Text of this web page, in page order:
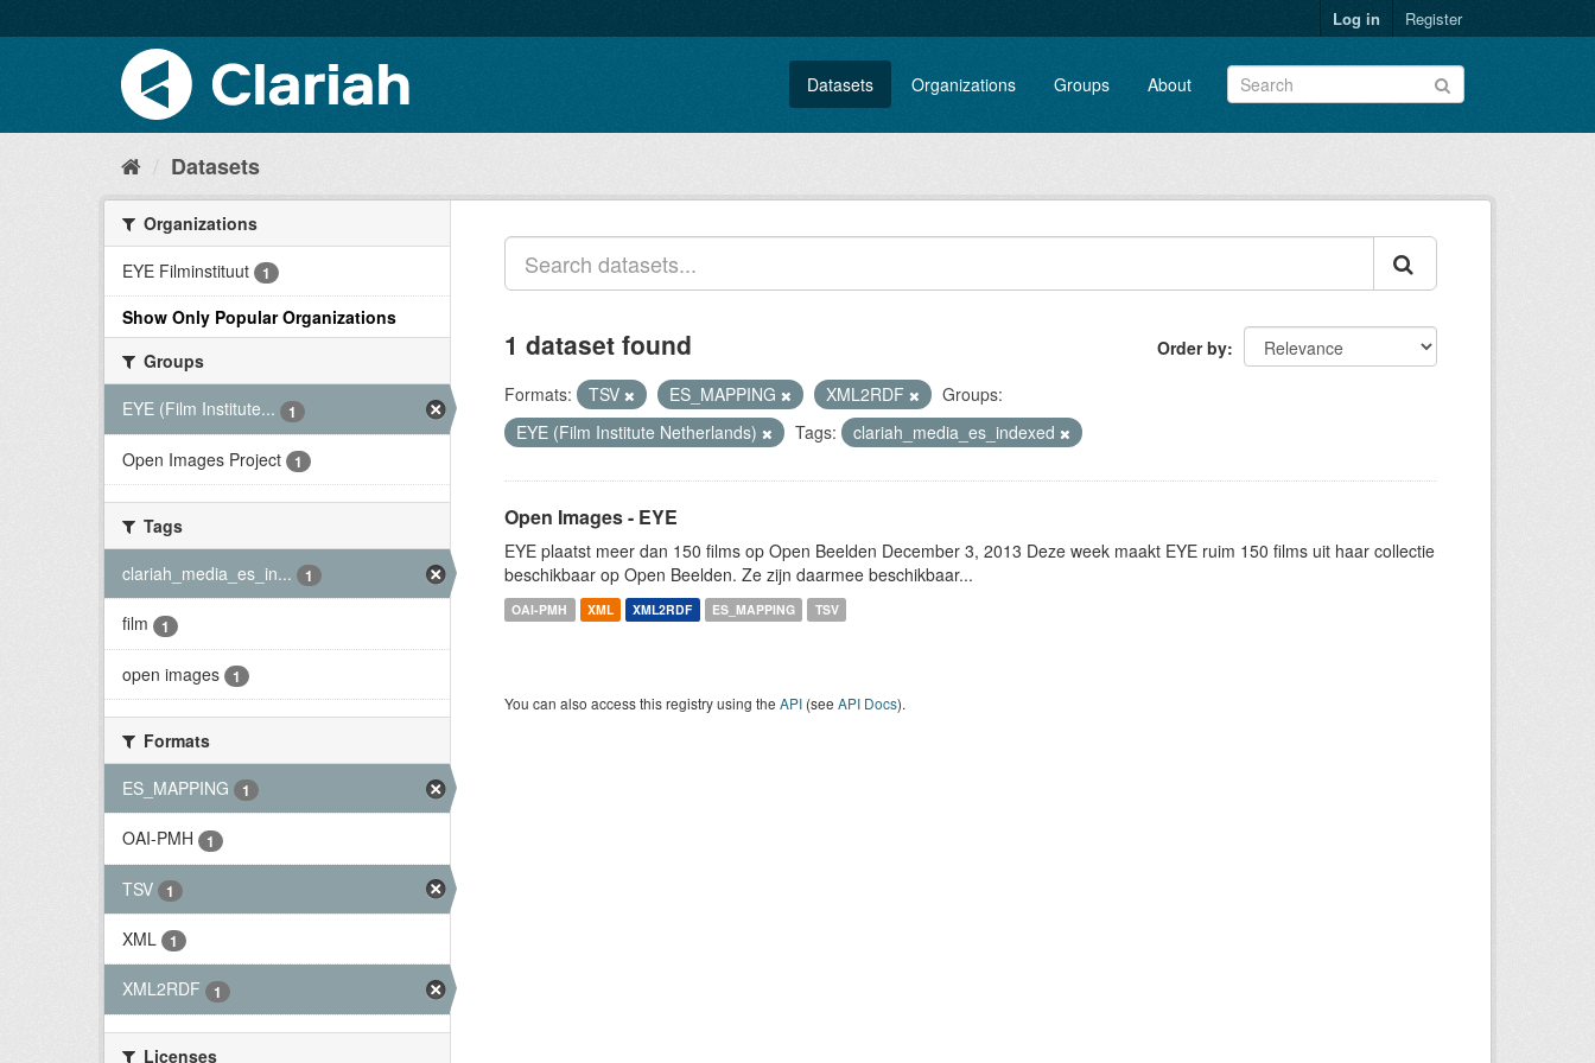
Log in Register
Datasets Organizations Groups About
Datasets
Organizations
EYE Filminstituut
1
Show Only Popular Organizations
Groups
EYE (Film Institute...
1
Open Images Project 1
Tags
clariah_media_es_in...
1
film 1
open images 1
Formats
ES_MAPPING
1
OAI-PMH 1
TSV 1
XML 1
XML2RDF 1
Licenses
Order by
1 dataset found
Formats: TSV ES_MAPPING XML2RDF
Groups:
EYE (Film Institute Netherlands)
Tags: clariah_media_es_indexed
Open Images - EYE
EYE plaatst meer dan 150 films op Open Beelden December 3, 2013 Deze week maakt EYE ruim 150 films uit haar collectie
beschikbaar op Open Beelden. Ze zijn daarmee beschikbaar...
OAI-PMH XML XML2RDF ES_MAPPING TSV
You can also access this registry using the API (see API Docs).